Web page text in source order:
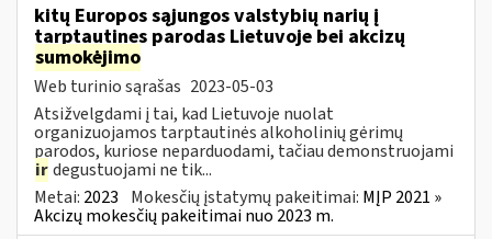
kitų Europos sąjungos valstybių narių į
tarptautines parodas Lietuvoje bei akcizų
sumokėjimo
Web turinio sąrašas 2023-05-03
Atsižvelgdami į tai, kad Lietuvoje nuolat
organizuojamos tarptautinės alkoholinių gėrimų
parodos, kuriose neparduodami, tačiau demonstruojami
irdegustuojami ne tik...
Metai: 2023 Mokesčių įstatymų pakeitimai: MĮP 2021 »
Akcizų mokesčių pakeitimai nuo 2023 m.